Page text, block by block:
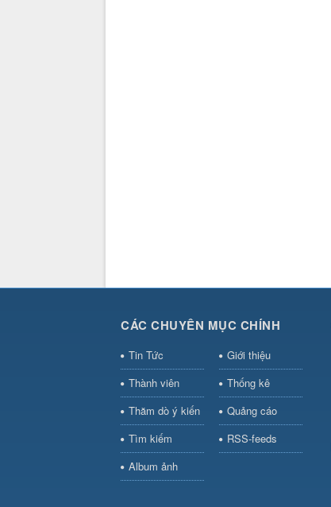
CÁC CHUYÊN MỤC CHÍNH
Tin Tức
Giới thiệu
Thành viên
Thống kê
Thăm dò ý kiến
Quảng cáo
Tìm kiếm
RSS-feeds
Album ảnh